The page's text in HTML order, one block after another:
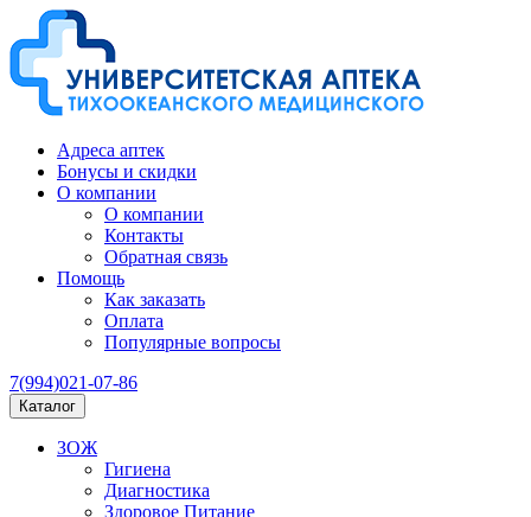
Адреса аптек
Бонусы и скидки
О компании
О компании
Контакты
Обратная связь
Помощь
Как заказать
Оплата
Популярные вопросы
7(994)021-07-86
Каталог
ЗОЖ
Гигиена
Диагностика
Здоровое Питание